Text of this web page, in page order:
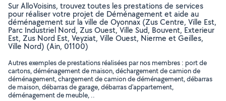
Sur AlloVoisins, trouvez toutes les prestations de services
pour réaliser votre projet de Déménagement et aide au
déménagement sur la ville de Oyonnax (Zus Centre, Ville Est,
Parc Industriel Nord, Zus Ouest, Ville Sud, Bouvent, Exterieur
Est, Zus Nord Est, Veyziat, Ville Ouest, Nierme et Geilles,
Ville Nord) (Ain, 01100)
Autres exemples de prestations réalisées par nos membres : port de
cartons, déménagement de maison, déchargement de camion de
déménagement, chargement de camion de déménagement, débarras
de maison, débarras de garage, débarras d'appartement,
déménagement de meuble, ..